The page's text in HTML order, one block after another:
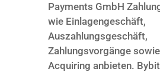
Payments GmbH
wie Einlagengeschäft,
Auszahlungsgeschäft,
Zahlungsvorgänge
Acquiring anbieten.